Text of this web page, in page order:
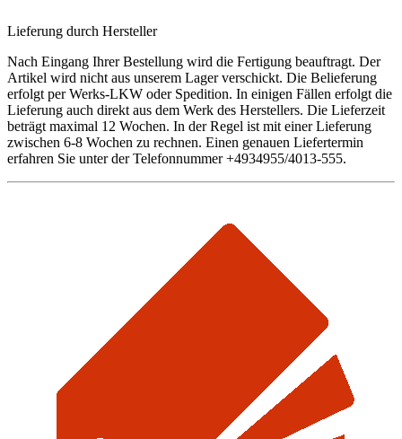
Lieferung durch Hersteller
Nach Eingang Ihrer Bestellung wird die Fertigung beauftragt. Der
Artikel wird nicht aus unserem Lager verschickt. Die Belieferung
erfolgt per Werks-LKW oder Spedition. In einigen Fällen erfolgt die
Lieferung auch direkt aus dem Werk des Herstellers. Die Lieferzeit
beträgt maximal 12 Wochen. In der Regel ist mit einer Lieferung
zwischen 6-8 Wochen zu rechnen. Einen genauen Liefertermin
erfahren Sie unter der Telefonnummer +4934955/4013-555.